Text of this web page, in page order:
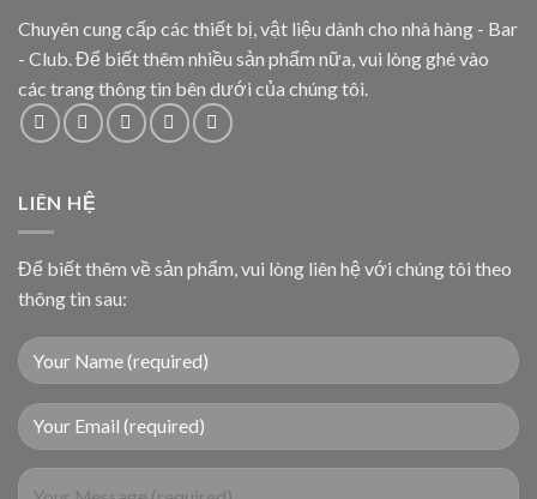
Chuyên cung cấp các thiết bị, vật liệu dành cho nhà hàng - Bar
- Club. Để biết thêm nhiều sản phẩm nữa, vui lòng ghé vào
các trang thông tin bên dưới của chúng tôi.
LIÊN HỆ
Để biết thêm về sản phẩm, vui lòng liên hệ với chúng tôi theo
thông tin sau: